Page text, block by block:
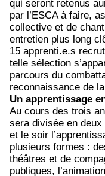
qui seront retenus
par l’ESCA à faire,
collective et de
entretien plus long
15 apprenti.e.s
telle sélection
parcours du
reconnaissance de
Un apprentissage
Au cours des trois
sera divisée en
et le soir
plusieurs formes :
théâtres et de
publiques,